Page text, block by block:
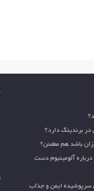
برندینگ دارد؟
باشد هم مطمئن؟
آلومینیوم دست
سرپوشیده ایمن و جذاب